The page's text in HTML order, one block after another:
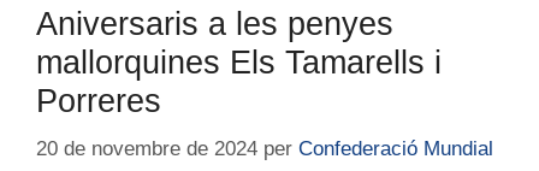
Aniversaris a les penyes
mallorquines Els Tamarells i
Porreres
20 de novembre de 2024 per Confederació Mundial